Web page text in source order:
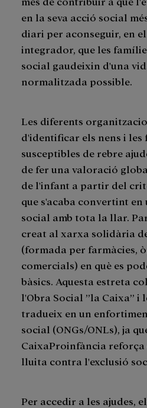
en la seva acció social
diari per aconseguir, en
integrador, que les
social gaudeixin d'una
normalitzada possible.
Les diferents
d'identificar els nens i les
susceptibles de rebre
de fer una valoració
de l'infant a partir del
que s'acaba convertint
social amb tota la llar.
creat al xarxa solidària
(formada per farmàcies,
comercials) en què es
bàsics. Aquesta estreta
l'Obra Social ”la Caixa” i
tradueix en un
social (ONGs/ONLs), ja
CaixaProinfància reforça
lluita contra l'exclusió
Per accedir a les ajudes,